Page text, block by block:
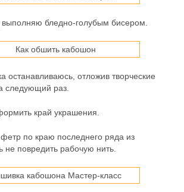
бледно-голубым бисером.
останавливаюсь, отложив творческие
следующий раз.
край украшения.
по краю последнего ряда из
не повредить рабочую нить.